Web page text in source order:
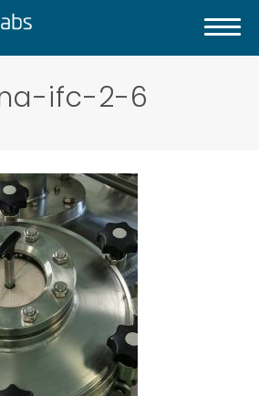
ifc-2-6